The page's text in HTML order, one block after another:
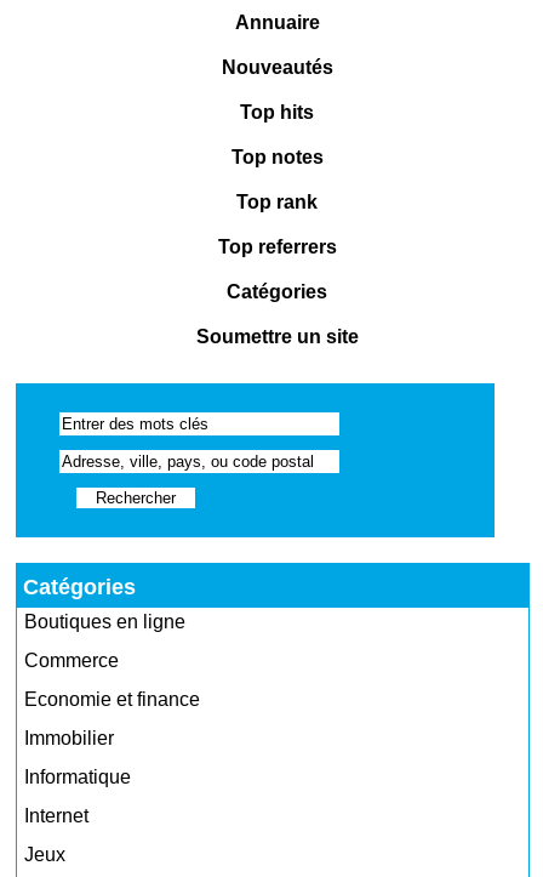
Annuaire
Nouveautés
Top hits
Top notes
Top rank
Top referrers
Catégories
Soumettre un site
Catégories
Boutiques en ligne
Commerce
Economie et finance
Immobilier
Informatique
Internet
Jeux